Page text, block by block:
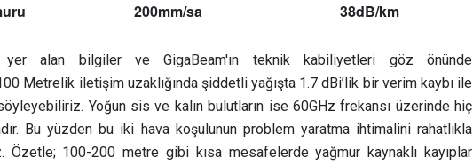
200mm/sa 38dB/km
yer alan bilgiler ve GigaBeam'ın teknik kabiliyetleri göz önünde
Metrelik iletişim uzaklığında şiddetli yağışta 1.7 dBi’lik bir verim kaybı ile
Yoğun sis ve kalın bulutların ise 60GHz frekansı üzerinde hiç
Bu yüzden bu iki hava koşulunun problem yaratma ihtimalini rahatlıkla
Özetle; 100-200 metre gibi kısa mesafelerde yağmur kaynaklı kayıplar